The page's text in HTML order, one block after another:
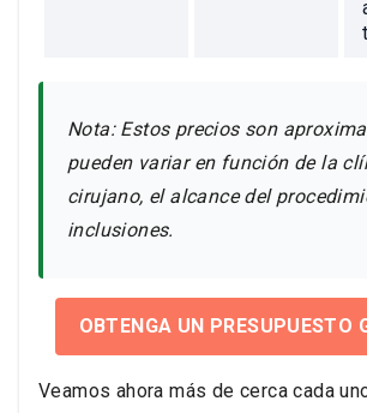
Nota: Estos precios son
pueden variar en función de la
cirujano, el alcance del
inclusiones.
OBTENGA UN PRESUPUESTO
Veamos ahora más de cerca cada